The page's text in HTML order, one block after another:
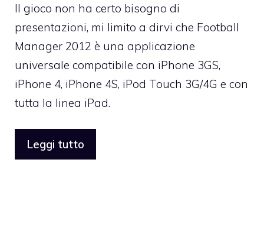
Il gioco non ha certo bisogno di
presentazioni, mi limito a dirvi che Football
Manager 2012 è una applicazione
universale compatibile con iPhone 3GS,
iPhone 4, iPhone 4S, iPod Touch 3G/4G e con
tutta la linea iPad.
Leggi tutto